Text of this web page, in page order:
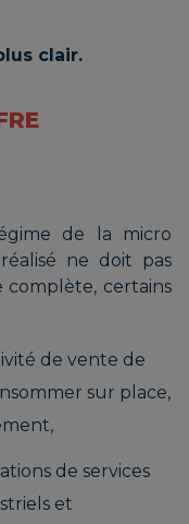
clair.
de la micro
ne doit pas
complète, certains
de vente de
sur place,
de services
et